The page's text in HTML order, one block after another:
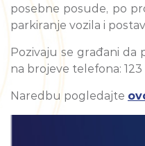
posebne posude, po
parkiranje vozila i
Pozivaju se građani
na brojeve telefona: 123
Naredbu pogledajte